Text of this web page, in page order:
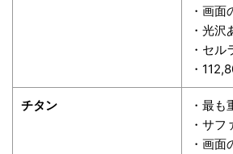
・画面
・光沢
・セル
・
チタン
・最も
・サフ
・画面